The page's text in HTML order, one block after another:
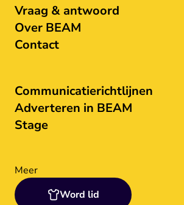
Vraag & antwoord
Over BEAM
Contact
Communicatierichtlijnen
Adverteren in BEAM
Stage
Meer
Word lid